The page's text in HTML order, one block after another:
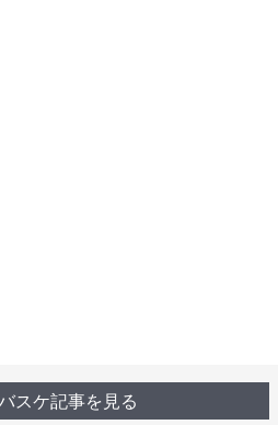
スケ記事を見る